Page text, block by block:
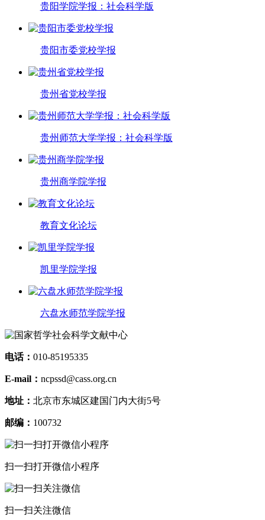
贵阳学院学报：社会科学版
贵阳市委党校学报
贵州省党校学报
贵州师范大学学报：社会科学版
贵州商学院学报
教育文化论坛
凯里学院学报
六盘水师范学院学报
电话： 010-85195335
E-mail： ncpssd@cass.org.cn
地址： 北京市东城区建国门内大街5号
邮编： 100732
扫一扫打开微信小程序
扫一扫关注微信